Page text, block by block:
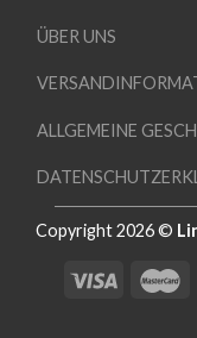
ÜBER UNS
ALLGEMEINE
Copyright 2026 ©